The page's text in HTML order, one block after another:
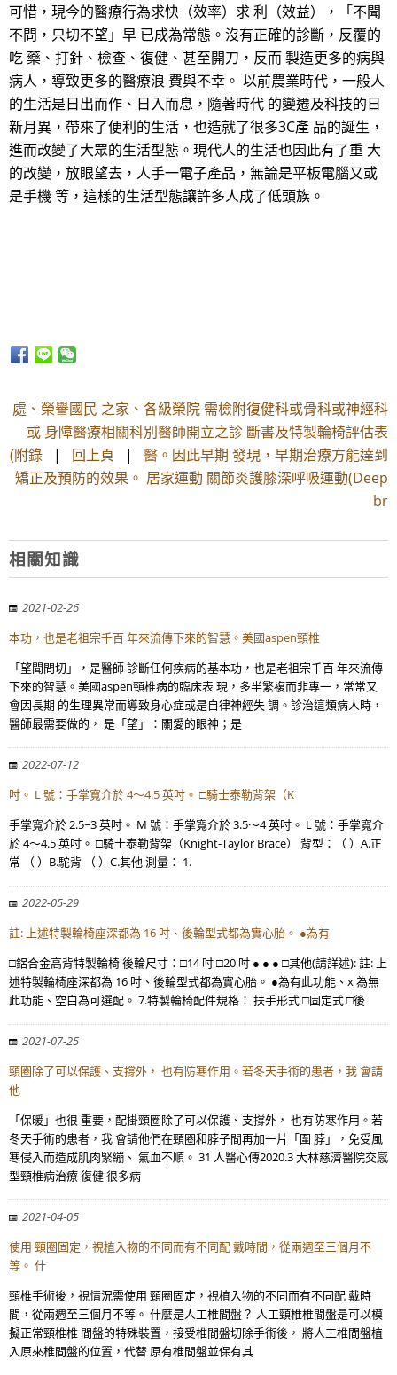
可惜，現今的醫療行為求快（效率）求 利（效益），「不聞
不問，只切不望」早 已成為常態。沒有正確的診斷，反覆的
吃 藥、打針、檢查、復健、甚至開刀，反而 製造更多的病與
病人，導致更多的醫療浪 費與不幸。 以前農業時代，一般人
的生活是日出而作、日入而息，隨著時代 的變遷及科技的日
新月異，帶來了便利的生活，也造就了很多3C產 品的誕生，
進而改變了大眾的生活型態。現代人的生活也因此有了重 大
的改變，放眼望去，人手一電子產品，無論是平板電腦又或
是手機 等，這樣的生活型態讓許多人成了低頭族。
處、榮譽國民 之家、各級榮院 需檢附復健科或骨科或神經科
或 身障醫療相關科別醫師開立之診 斷書及特製輪椅評估表
(附錄 | 回上頁 | 醫。因此早期 發現，早期治療方能達到
矯正及預防的效果。 居家運動 關節炎護膝深呼吸運動(Deep
br
相關知識
2021-02-26
本功，也是老祖宗千百 年來流傳下來的智慧。美國aspen頸椎
「望聞問切」，是醫師 診斷任何疾病的基本功，也是老祖宗千百 年來流傳
下來的智慧。美國aspen頸椎病的臨床表 現，多半繁複而非專一，常常又
會因長期 的生理異常而導致身心症或是自律神經失 調。診治這類病人時，
醫師最需要做的， 是「望」：關愛的眼神；是
2022-07-12
吋。 L 號：手掌寬介於 4～4.5 英吋。 □騎士泰勒背架（K
手掌寬介於 2.5~3 英吋。 M 號：手掌寬介於 3.5～4 英吋。 L 號：手掌寬介
於 4～4.5 英吋。 □騎士泰勒背架（Knight-Taylor Brace） 背型：（ ）A.正
常 （ ）B.駝背 （ ）C.其他 測量： 1.
2022-05-29
註: 上述特製輪椅座深都為 16 吋、後輪型式都為實心胎。 ●為有
□鋁合金高背特製輪椅 後輪尺寸：□14 吋 □20 吋 ● ● ● □其他(請詳述): 註: 上
述特製輪椅座深都為 16 吋、後輪型式都為實心胎。 ●為有此功能、x 為無
此功能、空白為可選配。 7.特製輪椅配件規格： 扶手形式 □固定式 □後
2021-07-25
頸圈除了可以保護、支撐外， 也有防寒作用。若冬天手術的患者，我 會請
他
「保暖」也很 重要，配掛頸圈除了可以保護、支撐外， 也有防寒作用。若
冬天手術的患者，我 會請他們在頸圈和脖子間再加一片「圍 脖」，免受風
寒侵入而造成肌肉緊繃、 氣血不順。 31 人醫心傳2020.3 大林慈濟醫院交感
型頸椎病治療 復健 很多病
2021-04-05
使用 頸圈固定，視植入物的不同而有不同配 戴時間，從兩週至三個月不
等。 什
頸椎手術後，視情況需使用 頸圈固定，視植入物的不同而有不同配 戴時
間，從兩週至三個月不等。 什麼是人工椎間盤？ 人工頸椎椎間盤是可以模
擬正常頸椎椎 間盤的特殊裝置，接受椎間盤切除手術後， 將人工椎間盤植
入原來椎間盤的位置，代替 原有椎間盤並保有其